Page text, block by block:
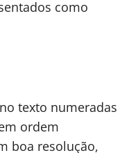
como
texto numeradas
ordem
boa resolução,